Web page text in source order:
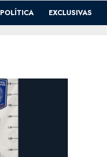
POLÍTICA EXCLUSIVAS